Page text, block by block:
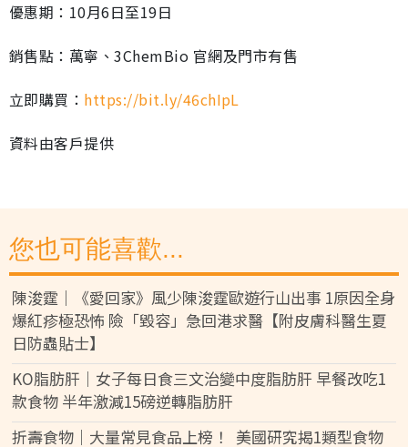
優惠期：10月6日至19日
銷售點：萬寧、3ChemBio 官網及門市有售
立即購買： https://bit.ly/46chIpL
資料由客戶提供
您也可能喜歡...
陳浚霆｜《愛回家》風少陳浚霆歐遊行山出事 1原因全身
爆紅疹極恐怖 險「毀容」急回港求醫【附皮膚科醫生夏
日防蟲貼士】
KO脂肪肝｜女子每日食三文治變中度脂肪肝 早餐改吃1
款食物 半年激減15磅逆轉脂肪肝
折壽食物｜大量常見食品上榜！ 美國研究揭1類型食物